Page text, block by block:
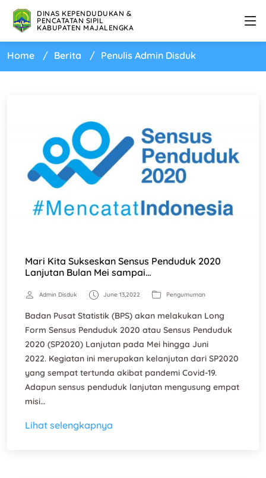
DINAS KEPENDUDUKAN &
PENCATATAN SIPIL
KABUPATEN MAJALENGKA
Home Berita Penulis Admin Disduk
Mari Kita Sukseskan Sensus Penduduk 2020
Lanjutan Bulan Mei sampai…
Admin Disduk June 13,2022 Pengumuman
Badan Pusat Statistik (BPS) akan melakukan Long
Form Sensus Penduduk 2020 atau Sensus Penduduk
2020 (SP2020) Lanjutan pada Mei hingga Juni
2022. Kegiatan ini merupakan kelanjutan dari SP2020
yang sempat tertunda akibat pandemi Covid-19.
Adapun sensus penduduk lanjutan mengusung empat
misi…
Lihat selengkapnya